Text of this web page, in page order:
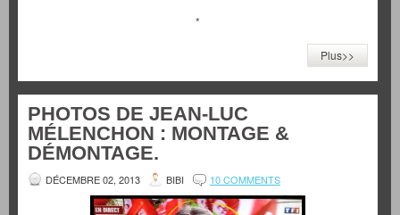
*
Plus>>
PHOTOS DE JEAN-LUC
MÉLENCHON : MONTAGE &
DÉMONTAGE.
DÉCEMBRE 02, 2013 BIBI 10 COMMENTS